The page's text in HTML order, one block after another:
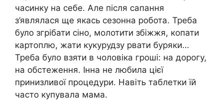
часинку на себе. Але після сапання
з’являлася ще якась сезонна робота. Треба
було згрібати сіно, молотити збіжжя, копати
картоплю, жати кукурудзу рвати буряки…
Треба було взяти в чоловіка гроші: на дорогу,
на обстеження. Інна не любила цієї
принизливої процедури. Навіть таблетки їй
часто купувала мама.